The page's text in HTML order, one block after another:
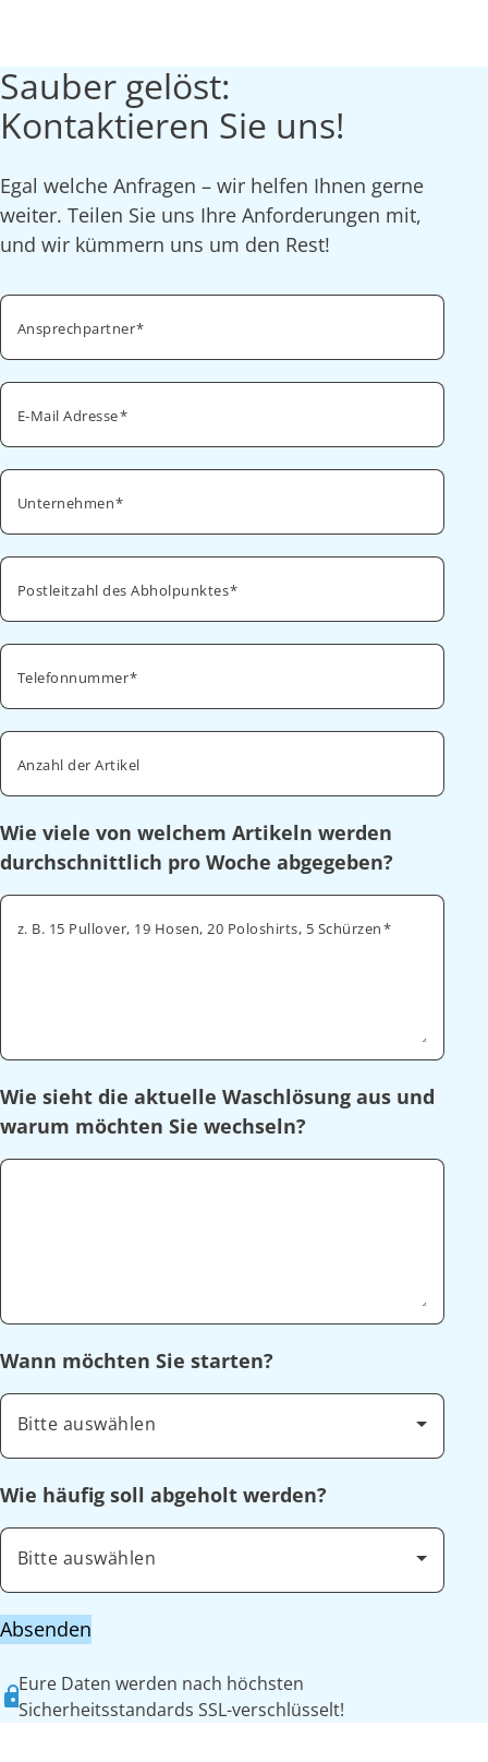
Sauber gelöst:
Kontaktieren Sie uns!
Egal welche Anfragen – wir helfen Ihnen gerne
weiter. Teilen Sie uns Ihre Anforderungen mit,
und wir kümmern uns um den Rest!
Ansprechpartner
E-Mail Adresse
Unternehmen
Postleitzahl des Abholpunktes
Telefonnummer
Anzahl der Artikel
Wie viele von welchem Artikeln werden
durchschnittlich pro Woche abgegeben?
z. B. 15 Pullover, 19 Hosen, 20 Poloshirts, 5 Schürzen
Wie sieht die aktuelle Waschlösung aus und
warum möchten Sie wechseln?
Wann möchten Sie starten?
Bitte auswählen
Wie häufig soll abgeholt werden?
Bitte auswählen
Absenden
Eure Daten werden nach höchsten
Sicherheitsstandards SSL-verschlüsselt!